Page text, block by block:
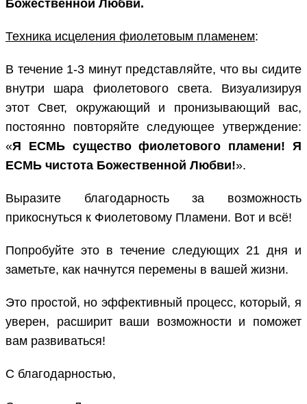
Божественной Любви.
Техника исцеления фиолетовым пламенем:
В течение 1-3 минут представляйте, что вы сидите
внутри шара фиолетового света. Визуализируя
этот Свет, окружающий и пронизывающий вас,
постоянно повторяйте следующее утверждение:
«Я ЕСМЬ существо фиолетового пламени! Я
ЕСМЬ чистота Божественной Любви!».
Выразите благодарность за возможность
прикоснуться к Фиолетовому Пламени. Вот и всё!
Попробуйте это в течение следующих 21 дня и
заметьте, как начнутся перемены в вашей жизни.
Это простой, но эффективный процесс, который, я
уверен, расширит ваши возможности и поможет
вам развиваться!
С благодарностью,